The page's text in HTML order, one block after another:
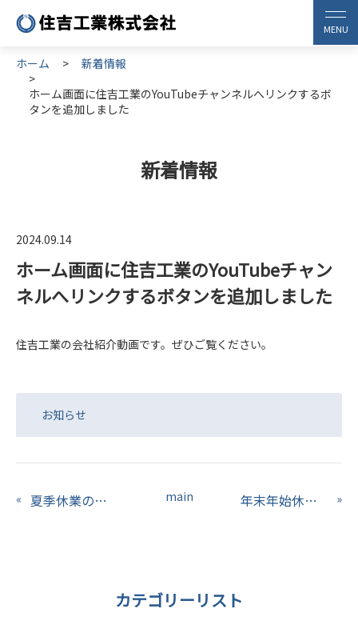
ホーム
新着情報
ホーム画面に住吉工業のYouTubeチャンネルへリンクするボ
タンを追加しました
新着情報
2024.09.14
ホーム画面に住吉工業のYouTubeチャン
ネルへリンクするボタンを追加しました
住吉工業の会社紹介動画です。ぜひご覧ください。
お知らせ
« 夏季休業のお知らせ main 年末年始休業のお知らせ »
カテゴリーリスト